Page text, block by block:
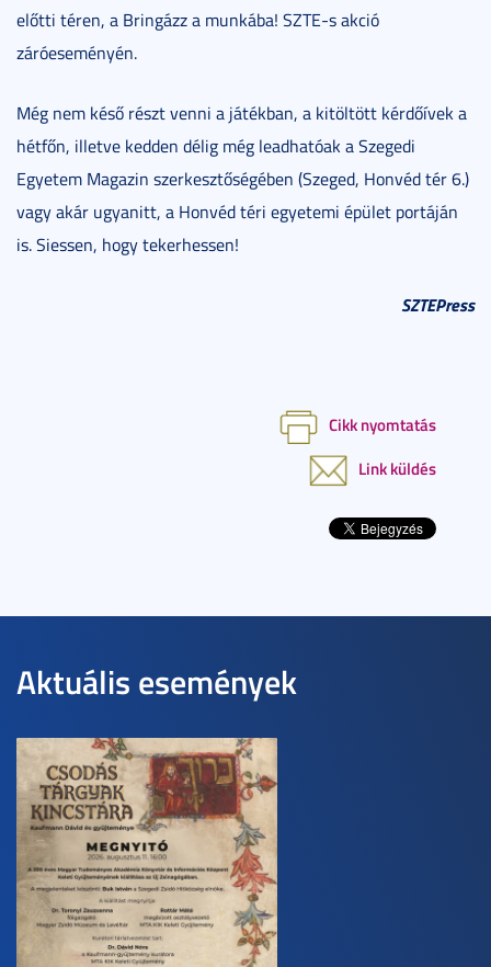
előtti téren, a Bringázz a munkába! SZTE-s akció
záróeseményén.
Még nem késő részt venni a játékban, a kitöltött kérdőívek a
hétfőn, illetve kedden délig még leadhatóak a Szegedi
Egyetem Magazin szerkesztőségében (Szeged, Honvéd tér 6.)
vagy akár ugyanitt, a Honvéd téri egyetemi épület portáján
is. Siessen, hogy tekerhessen!
SZTEPress
Cikk nyomtatás
Link küldés
Aktuális események